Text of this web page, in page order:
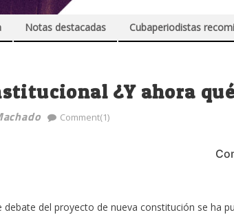
Notas destacadas Cubaperiodistas
¿Y ahora
Comment(1)
debate del proyecto de nueva constitución se ha